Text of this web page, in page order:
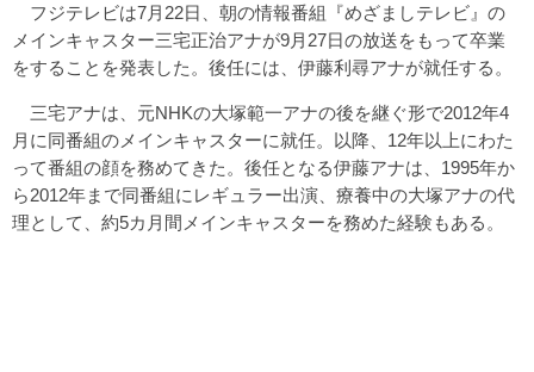
フジテレビは7月22日、朝の情報番組『めざましテレビ』の
メインキャスター三宅正治アナが9月27日の放送をもって卒業
をすることを発表した。後任には、伊藤利尋アナが就任する。
三宅アナは、元NHKの大塚範一アナの後を継ぐ形で2012年4
月に同番組のメインキャスターに就任。以降、12年以上にわた
って番組の顔を務めてきた。後任となる伊藤アナは、1995年か
ら2012年まで同番組にレギュラー出演、療養中の大塚アナの代
理として、約5カ月間メインキャスターを務めた経験もある。